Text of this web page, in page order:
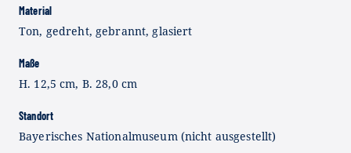
Material
Ton, gedreht, gebrannt, glasiert
Maße
H. 12,5 cm, B. 28,0 cm
Standort
Bayerisches Nationalmuseum (nicht ausgestellt)